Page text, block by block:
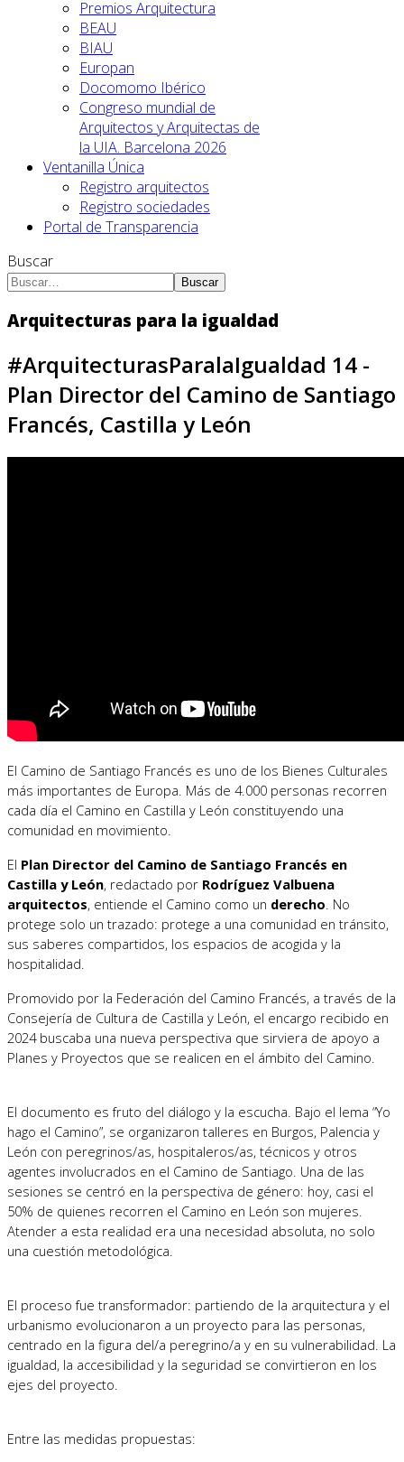
Premios Arquitectura
BEAU
BIAU
Europan
Docomomo Ibérico
Congreso mundial de
Arquitectos y Arquitectas de
la UIA. Barcelona 2026
Ventanilla Única
Registro arquitectos
Registro sociedades
Portal de Transparencia
Buscar
Buscar
Arquitecturas para la igualdad
#ArquitecturasParalaIgualdad 14 -
Plan Director del Camino de Santiago
Francés, Castilla y León
El Camino de Santiago Francés es uno de los Bienes Culturales
más importantes de Europa. Más de 4.000 personas recorren
cada día el Camino en Castilla y León constituyendo una
comunidad en movimiento.
El Plan Director del Camino de Santiago Francés en
Castilla y León, redactado por Rodríguez Valbuena
arquitectos, entiende el Camino como un derecho . No
protege solo un trazado: protege a una comunidad en tránsito,
sus saberes compartidos, los espacios de acogida y la
hospitalidad.
Promovido por la Federación del Camino Francés, a través de la
Consejería de Cultura de Castilla y León, el encargo recibido en
2024 buscaba una nueva perspectiva que sirviera de apoyo a
Planes y Proyectos que se realicen en el ámbito del Camino.
El documento es fruto del diálogo y la escucha. Bajo el lema “Yo
hago el Camino”, se organizaron talleres en Burgos, Palencia y
León con peregrinos/as, hospitaleros/as, técnicos y otros
agentes involucrados en el Camino de Santiago. Una de las
sesiones se centró en la perspectiva de género: hoy, casi el
50% de quienes recorren el Camino en León son mujeres.
Atender a esta realidad era una necesidad absoluta, no solo
una cuestión metodológica.
El proceso fue transformador: partiendo de la arquitectura y el
urbanismo evolucionaron a un proyecto para las personas,
centrado en la figura del/a peregrino/a y en su vulnerabilidad. La
igualdad, la accesibilidad y la seguridad se convirtieron en los
ejes del proyecto.
Entre las medidas propuestas: